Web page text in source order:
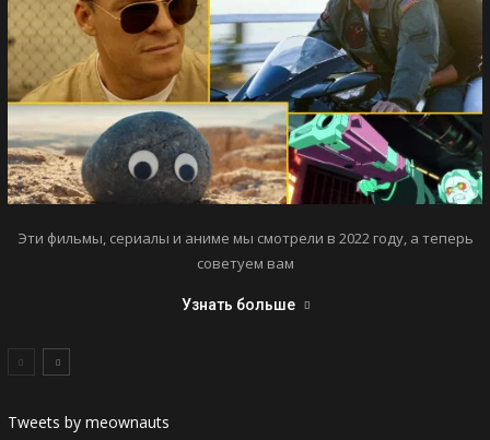
Эти фильмы, сериалы и аниме мы смотрели в 2022 году, а теперь
советуем вам
Узнать больше
Tweets by meownauts